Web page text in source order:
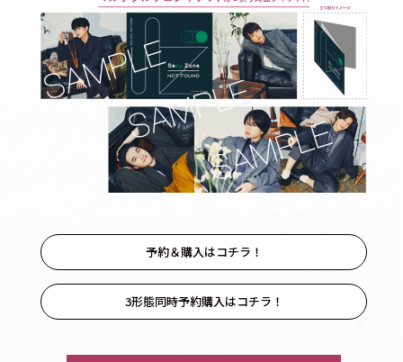
予約＆購入はコチラ！
3形態同時予約購入はコチラ！